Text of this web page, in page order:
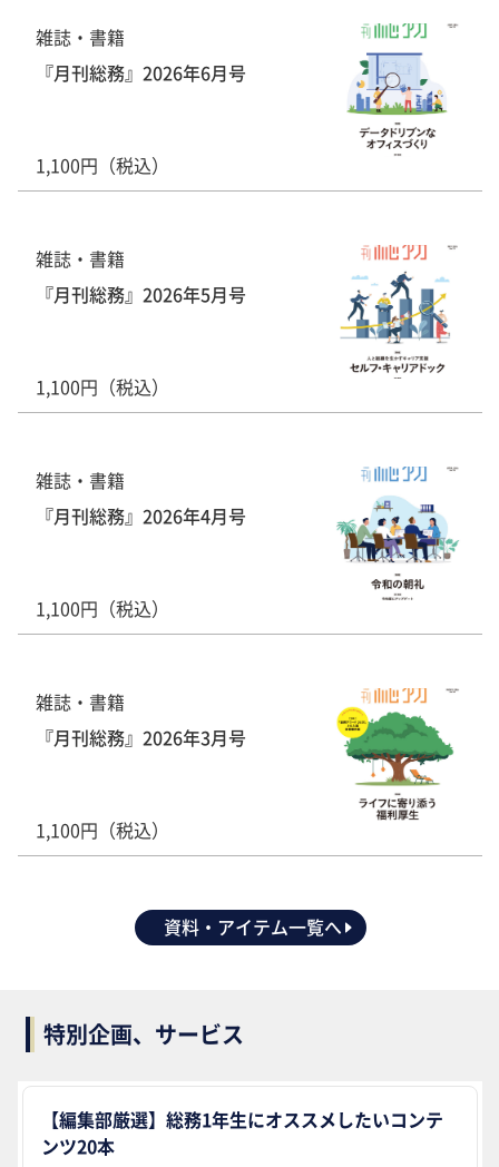
雑誌・書籍
『月刊総務』2026年6月号
1,100円（税込）
雑誌・書籍
『月刊総務』2026年5月号
1,100円（税込）
雑誌・書籍
『月刊総務』2026年4月号
1,100円（税込）
雑誌・書籍
『月刊総務』2026年3月号
1,100円（税込）
資料・アイテム一覧へ
特別企画、サービス
【編集部厳選】総務1年生にオススメしたいコンテ
ンツ20本